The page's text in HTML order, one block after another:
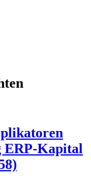
ERP-Kapital